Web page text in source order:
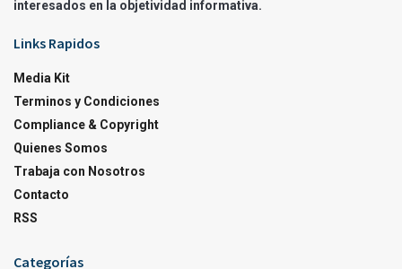
interesados en la objetividad informativa.
Links Rapidos
Media Kit
Terminos y Condiciones
Compliance & Copyright
Quienes Somos
Trabaja con Nosotros
Contacto
RSS
Categorías